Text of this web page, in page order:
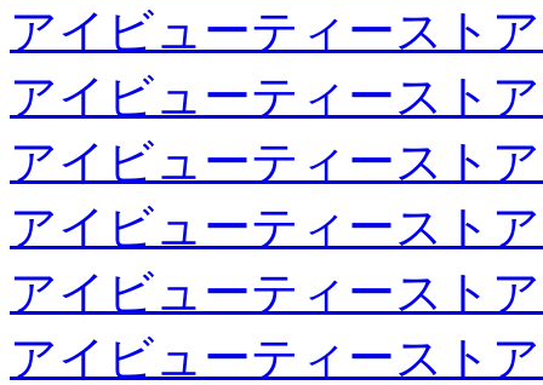
アイビューティースト
アイビューティースト
アイビューティースト
アイビューティースト
アイビューティースト
アイビューティースト